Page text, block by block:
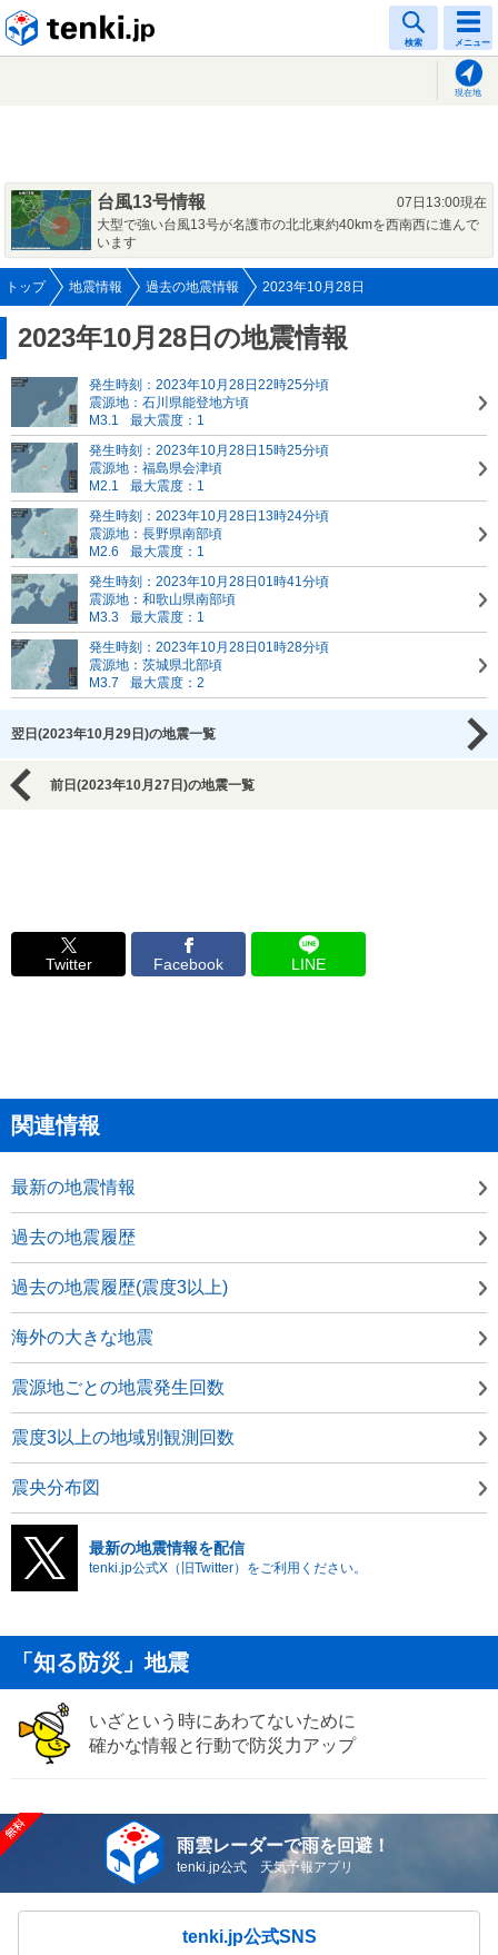
検索 メニュー
現在地
台風13号情報
07日13:00現在
大型で強い台風13号が名護市の北北東約40kmを西南西に進んで
います
トップ 地震情報 過去の地震情報 2023年10月28日
2023年10月28日の地震情報
発生時刻：2023年10月28日22時25分頃
震源地：石川県能登地方頃
M3.1
最大震度：1
発生時刻：2023年10月28日15時25分頃
震源地：福島県会津頃
M2.1
最大震度：1
発生時刻：2023年10月28日13時24分頃
震源地：長野県南部頃
M2.6
最大震度：1
発生時刻：2023年10月28日01時41分頃
震源地：和歌山県南部頃
M3.3
最大震度：1
発生時刻：2023年10月28日01時28分頃
震源地：茨城県北部頃
M3.7
最大震度：2
翌日(2023年10月29日)の地震一覧
前日(2023年10月27日)の地震一覧
Twitter Facebook LINE
関連情報
最新の地震情報
過去の地震履歴
過去の地震履歴(震度3以上)
海外の大きな地震
震源地ごとの地震発生回数
震度3以上の地域別観測回数
震央分布図
最新の地震情報を配信
tenki.jp公式X（旧Twitter）をご利用ください。
「知る防災」地震
いざという時にあわてないために
確かな情報と行動で防災力アップ
雨雲レーダーで雨を回避！
tenki.jp公式 天気予報アプリ
tenki.jp公式SNS